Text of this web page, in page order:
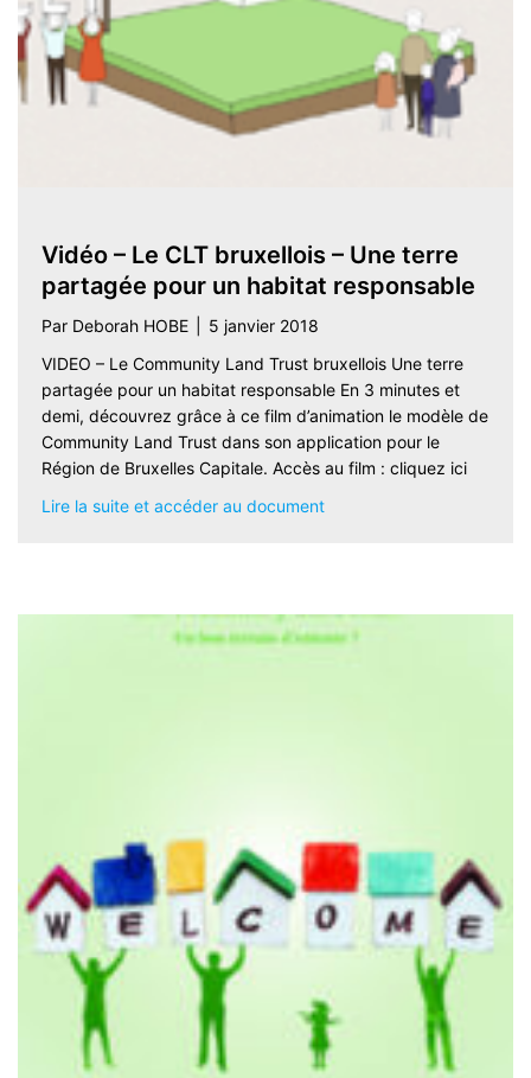
Vidéo – Le CLT bruxellois – Une terre
partagée pour un habitat responsable
Par Deborah HOBE
5 janvier 2018
VIDEO – Le Community Land Trust bruxellois Une terre
partagée pour un habitat responsable En 3 minutes et
demi, découvrez grâce à ce film d’animation le modèle de
Community Land Trust dans son application pour le
Région de Bruxelles Capitale. Accès au film : cliquez ici
Lire la suite et accéder au documentabout Vidéo – Le CLT